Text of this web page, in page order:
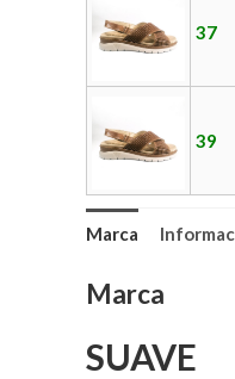
37
39
Marca
Marca
SUAVE